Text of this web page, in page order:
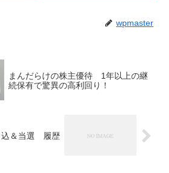
wpmaster
まんだらけの株主優待 1年以上の継
続保有で驚異の高利回り！
込＆当選 履歴